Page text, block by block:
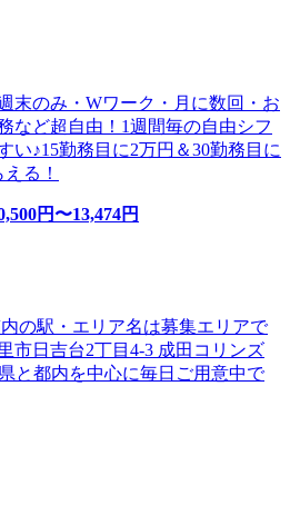
末のみ・Wワーク・月に数回・お
など超自由！1週間毎の自由シフ
い♪15勤務目に2万円＆30勤務目に
る！
円〜13,474円
の駅・エリア名は募集エリアで
市日吉台2丁目4-3 成田コリンズ
と都内を中心に毎日ご用意中で